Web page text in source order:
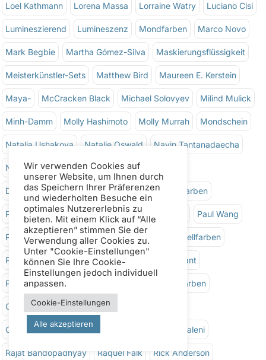
Loel Kathmann Lorena Massa Lorraine Watry Luciano Cisi
Lumineszierend Lumineszenz Mondfarben Marco Novo
Mark Begbie Martha Gómez-Silva Maskierungsflüssigkeit
Meisterkünstler-Sets Matthew Bird Maureen E. Kerstein
Maya- McCracken Black Michael Solovyev Milind Mulick
Minh-Damm Molly Hashimoto Molly Murrah Mondschein
Natalia Ushakova Natalie Oswald Navin Tantanadaecha
Nicolas Lopez Nicole Lopez Espinoza
Deckende Farben Opernrosa Originale Ölfarben
Pablo Ruben Pat Weaver Paul J. Karlstrom Paul Wang
Peggy Dean Penny Horsley Perylen-Aquarellfarben
Phthalo-Farbstoffe Plein Air Prafull B. Sawant
Prafull Hudekar Pyrrol-Aquarellfarben
Chinacridon Chinacridon Gebrannte Orange
Chinacridon Rosa Rafael Pita Raffaele Ciccaleni
Rajat Bandopadhyay Raquel Falk Rick Anderson
Wir verwenden Cookies auf
unserer Website, um Ihnen durch
das Speichern Ihrer Präferenzen
und wiederholten Besuche ein
optimales Nutzererlebnis zu
bieten. Mit einem Klick auf “Alle
akzeptieren” stimmen Sie der
Verwendung aller Cookies zu.
Unter "Cookie-Einstellungen"
können Sie Ihre Cookie-
Einstellungen jedoch individuell
anpassen.
Cookie-Einstellungen